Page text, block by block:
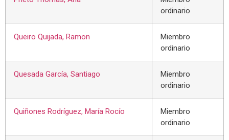
ordinario
Queiro Quijada, Ramon
Miembro
ordinario
Quesada García, Santiago
Miembro
ordinario
Quiñones Rodríguez, María Rocío
Miembro
ordinario